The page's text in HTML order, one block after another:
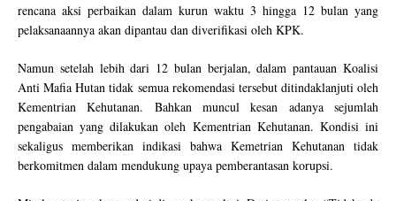
rencana aksi perbaikan dalam kurun waktu 3 hingga 12 bulan yang
pelaksanaannya akan dipantau dan diverifikasi oleh KPK.
Namun setelah lebih dari 12 bulan berjalan, dalam pantauan Koalisi
Anti Mafia Hutan tidak semua rekomendasi tersebut ditindaklanjuti oleh
Kementrian Kehutanan. Bahkan muncul kesan adanya sejumlah
pengabaian yang dilakukan oleh Kementrian Kehutanan. Kondisi ini
sekaligus memberikan indikasi bahwa Kemetrian Kehutanan tidak
berkomitmen dalam mendukung upaya pemberantasan korupsi.